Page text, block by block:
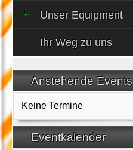
Unser Equipment
Ihr Weg zu uns
Anstehende Events
Keine Termine
Eventkalender